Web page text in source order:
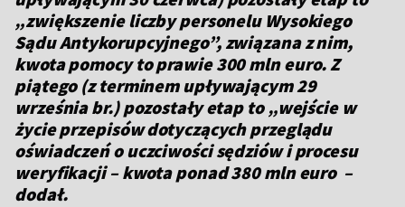
„zwiększenie liczby personelu Wysokiego
Sądu Antykorupcyjnego”, związana z nim,
kwota pomocy to prawie 300 mln euro. Z
piątego (z terminem upływającym 29
września br.) pozostały etap to „wejście w
życie przepisów dotyczących przeglądu
oświadczeń o uczciwości sędziów i procesu
weryfikacji – kwota ponad 380 mln euro –
dodał.